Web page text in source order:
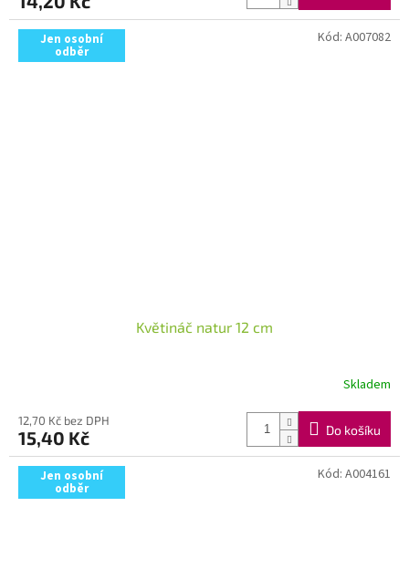
Jen osobní
odběr
Květináč natur 12 cm
Skladem
12,70 Kč bez DPH
15,40 Kč Do košíku
Kód: A007082
Jen osobní
odběr
Kód: A004161